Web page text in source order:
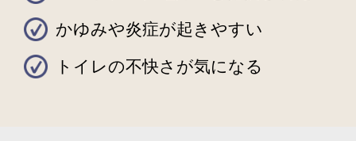
かゆみや炎症が起きやすい
トイレの不快さが気になる